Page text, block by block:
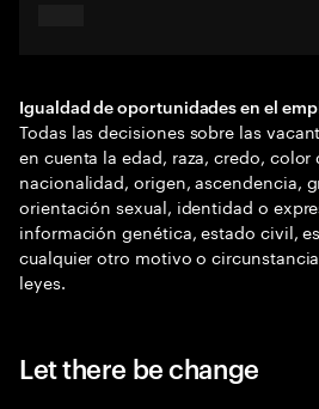
Igualdad de oportunidades en el
Todas las decisiones sobre las
en cuenta la edad, raza, credo,
nacionalidad, origen, ascendencia,
orientación sexual, identidad o
información genética, estado civil,
cualquier otro motivo o
leyes.
Let there be change